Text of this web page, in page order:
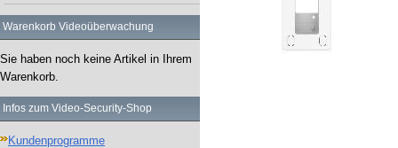
Warenkorb Videoüberwachung
Sie haben noch keine Artikel in Ihrem
Warenkorb.
Infos zum Video-Security-Shop
Kundenprogramme